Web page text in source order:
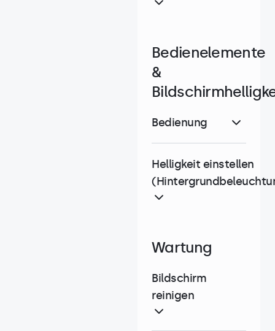
Bedienelemente
&
Bedienung
Helligkeit einstellen
Wartung
Bildschirm
reinigen